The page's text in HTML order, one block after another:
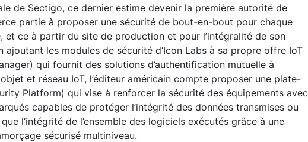
de Sectigo, ce dernier estime devenir la première autorité de
partie à proposer une sécurité de bout-en-bout pour chaque
et ce à partir du site de production et pour l’intégralité de son
ajoutant les modules de sécurité d’Icon Labs à sa propre offre IoT
qui fournit des solutions d’authentification mutuelle à
et réseau IoT, l’éditeur américain compte proposer une plate-
Platform) qui vise à renforcer la sécurité des équipements avec
capables de protéger l’intégrité des données transmises ou
l’intégrité de l’ensemble des logiciels exécutés grâce à une
sécurisé multiniveau.